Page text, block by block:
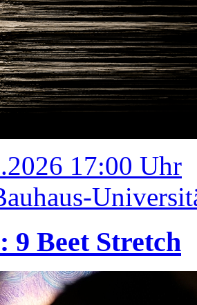
17:00 Uhr
9 Beet Stretch